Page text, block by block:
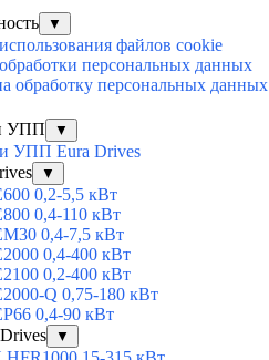
▼
файлов cookie
персональных данных
обработку персональных данных
УПП ▼
УПП Eura Drives
▼
0,2-5,5 кВт
0,4-110 кВт
0,4-7,5 кВт
0,4-400 кВт
0,2-400 кВт
Q 0,75-180 кВт
0,4-90 кВт
▼